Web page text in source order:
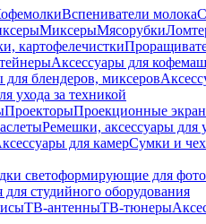
Вспениватели молока
МиксерыМясорубки
картофелечистки
Аксессуары для
для блендеров, миксеров
ухода за техникой
ПроекторыПроекционные
Ремешки, аксессуары для
для камерСумки и
светоформирующие для
студийного оборудования
ТВ-антенныТВ-тюнеры